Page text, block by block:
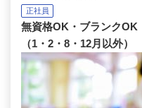
正社員
無資格OK・ブランク
（1・2・8・12月以外